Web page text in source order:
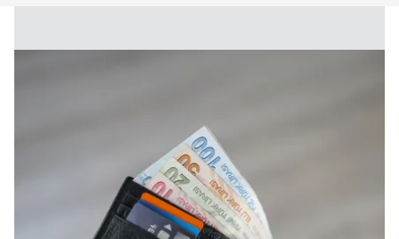
Çerezlere ilişkin tercihlerinizi aşağıda yer alan panel
vasıtasıyla belirleyebilirsiniz. Çerezlere ilişkin detaylı bilgi
için Ayarlar butonuna tıklayabilir,Çerez Bilgilendirme
ziyaret edebilirsiniz.